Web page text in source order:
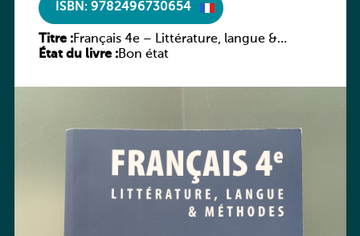
ISBN: 9782496730654
Titre :Français 4e – Littérature, langue &
méthodes
État du livre :Bon état